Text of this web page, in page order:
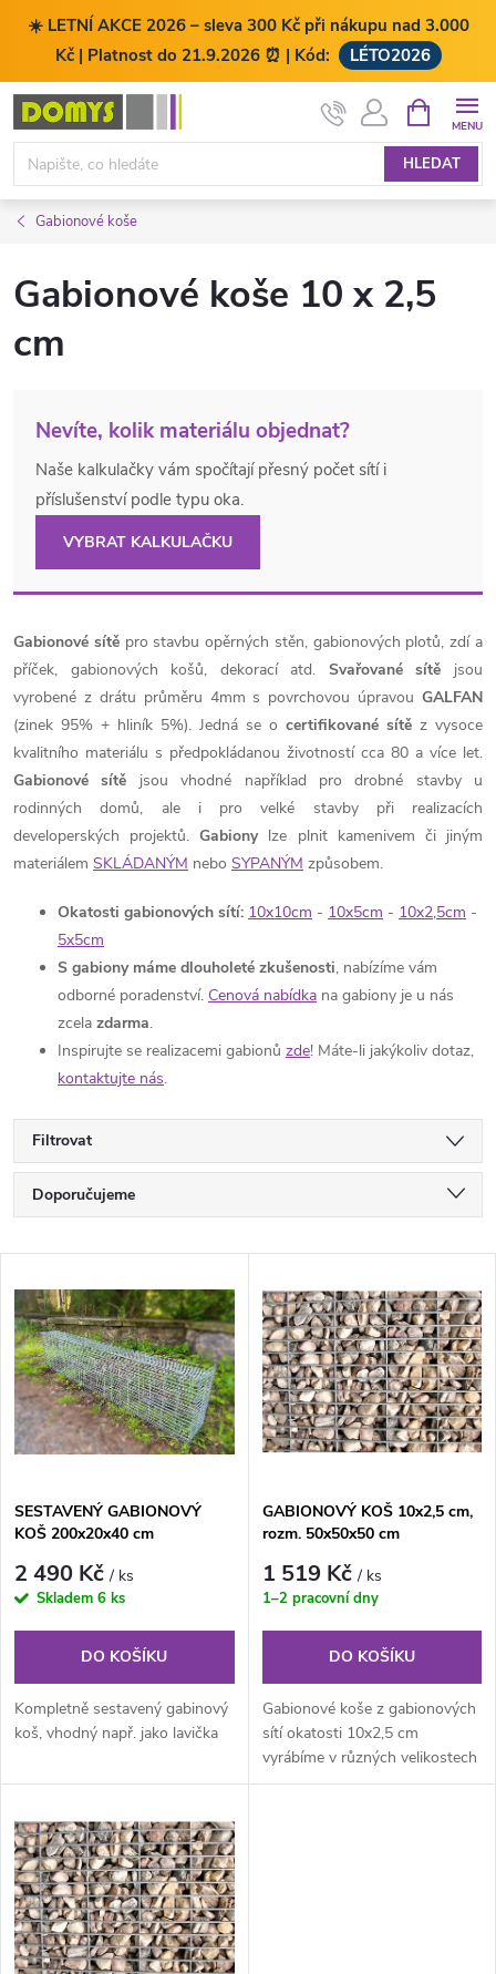
☀️ LETNÍ AKCE 2026 – sleva 300 Kč při nákupu nad 3.000
Kč | Platnost do 21.9.2026 ⏰ | Kód:
LÉTO2026
Přejít
obsah
HLEDAT
NÁKUPNÍ
KOŠÍK
Gabionové koše
Gabionové koše 10 x 2,5
cm
Nevíte, kolik materiálu objednat?
Naše kalkulačky vám spočítají přesný počet sítí i
příslušenství podle typu oka.
VYBRAT KALKULAČKU
Gabionové sítěpro stavbu opěrných stěn, gabionových plotů, zdí a
příček, gabionových košů, dekorací atd. Svařované sítě jsou
vyrobené z drátu průměru 4mm s povrchovou úpravou GALFAN
(zinek 95% + hliník 5%). Jedná se o certifikované sítě z vysoce
kvalitního materiálu s předpokládanou životností cca 80 a více let.
Gabionové sítě jsou vhodné například pro drobné stavby u
rodinných domů, ale i pro velké stavby při realizacích
developerských projektů.Gabionylze plnit kamenivem či jiným
materiálem SKLÁDANÝM nebo SYPANÝM způsobem.
Okatosti gabionových sítí: 10x10cm - 10x5cm - 10x2,5cm -
5x5cm
S gabiony máme dlouholeté zkušenosti, nabízíme vám
odborné poradenství. Cenová nabídka na gabiony je u nás
zcela zdarma.
Inspirujte se realizacemi gabionů zde! Máte-li jakýkoliv dotaz,
kontaktujte nás.
Filtrovat
Ř
a
z
e
n
í
p
r
o
d
u
k
t
ů
Doporučujeme
Nejprodávanější
Abecedně
V
ý
p
i
s
p
r
d
u
k
t
ů
SESTAVENÝ GABIONOVÝ
KOŠ 200x20x40 cm
2 490 Kč/ ks
Skladem 6 ks
DO KOŠÍKU
Kompletně sestavený gabinový
koš, vhodný např. jako lavička
GABIONOVÝ KOŠ 10x2,5 cm,
rozm. 50x50x50 cm
1 519 Kč/ ks
1–2 pracovní dny
DO KOŠÍKU
Gabionové koše z gabionových
sítí okatosti 10x2,5 cm
vyrábíme v různých velikostech
podle individuálních